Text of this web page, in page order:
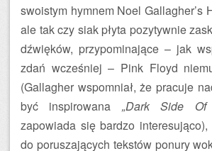
swoistym hymnem Noel Gallagher’s
ale tak czy siak płyta pozytywnie
dźwięków, przypominające – jak
zdań wcześniej – Pink Floyd
(Gallagher wspomniał, że pracuje
być inspirowana „Dark Side Of
zapowiada się bardzo
do poruszających tekstów ponury